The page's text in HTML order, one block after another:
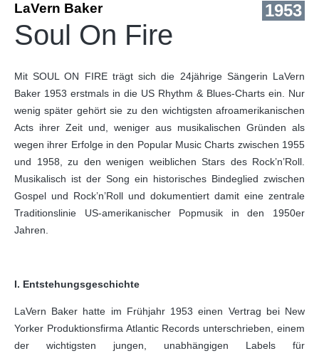
1953
LaVern Baker
Soul On Fire
Mit SOUL ON FIRE trägt sich die 24jährige Sängerin LaVern
Baker 1953 erstmals in die US Rhythm & Blues-Charts ein. Nur
wenig später gehört sie zu den wichtigsten afroamerikanischen
Acts ihrer Zeit und, weniger aus musikalischen Gründen als
wegen ihrer Erfolge in den Popular Music Charts zwischen 1955
und 1958, zu den wenigen weiblichen Stars des Rock’n’Roll.
Musikalisch ist der Song ein historisches Bindeglied zwischen
Gospel und Rock’n’Roll und dokumentiert damit eine zentrale
Traditionslinie US-amerikanischer Popmusik in den 1950er
Jahren.
I. Entstehungsgeschichte
LaVern Baker hatte im Frühjahr 1953 einen Vertrag bei New
Yorker Produktionsfirma Atlantic Records unterschrieben, einem
der wichtigsten jungen, unabhängigen Labels für